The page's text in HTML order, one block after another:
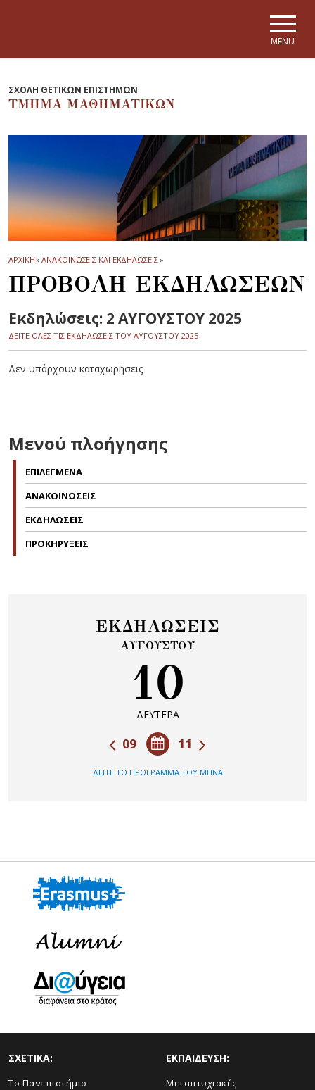
MENU
ΣΧΟΛΗ ΘΕΤΙΚΩΝ ΕΠΙΣΤΗΜΩΝ
ΤΜΗΜΑ ΜΑΘΗΜΑΤΙΚΩΝ
ΑΡΧΙΚΗ» ΑΝΑΚΟΙΝΩΣΕΙΣ ΚΑΙ ΕΚΔΗΛΩΣΕΙΣ»
ΠΡΟΒΟΛΗ ΕΚΔΗΛΩΣΕΩΝ
Εκδηλώσεις: 2 ΑΥΓΟΥΣΤΟΥ 2025
ΔΕΙΤΕ ΟΛΕΣ ΤΙΣ ΕΚΔΗΛΩΣΕΙΣ ΤΟΥ ΑΥΓΟΥΣΤΟΥ 2025
Δεν υπάρχουν καταχωρήσεις
Μενού πλοήγησης
ΕΠΙΛΕΓΜΕΝΑ
ΑΝΑΚΟΙΝΩΣΕΙΣ
ΕΚΔΗΛΩΣΕΙΣ
ΠΡΟΚΗΡΥΞΕΙΣ
ΕΚΔΗΛΩΣΕΙΣ
ΑΥΓΟΥΣΤΟΥ
10
ΔΕΥΤΕΡΑ
11
09
ΔΕΙΤΕ ΤΟ ΠΡΟΓΡΑΜΜΑ ΤΟΥ ΜΗΝΑ
ΣΧΕΤΙΚΑ:
Το Πανεπιστήμιο
ΕΚΠΑΙΔΕΥΣΗ:
Μεταπτυχιακές